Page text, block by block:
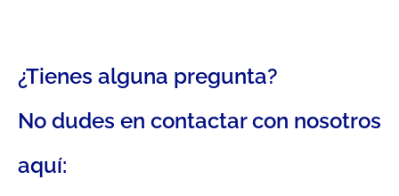
¿Tienes alguna pregunta?
No dudes en contactar con nosotros
aquí: